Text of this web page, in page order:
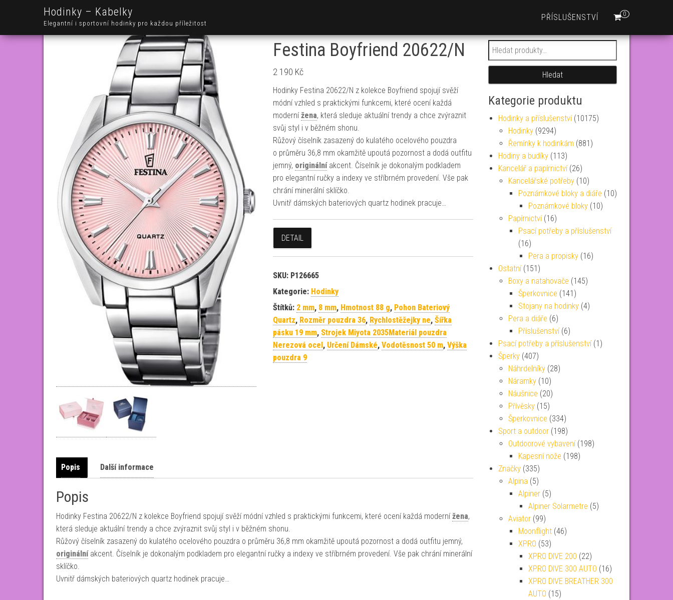
Hodinky – Kabelky
Elegantní i sportovní hodinky pro každou příležitost
0
PŘÍSLUŠENSTVÍ
Festina Boyfriend 20622/N
2 190 Kč
Hodinky Festina 20622/N z kolekce Boyfriend spojují svěží
módní vzhled s praktickými funkcemi, které ocení každá
modernížena, která sleduje aktuální trendy a chce zvýraznit
svůj styl i v běžném shonu.
Růžový číselník zasazený do kulatého ocelového pouzdra
o průměru 36,8 mm okamžitě upoutá pozornost a dodá outfitu
jemný, originálníakcent. Číselník je dokonalým podkladem
pro elegantní ručky a indexy ve stříbrném provedení. Vše pak
chrání minerální sklíčko.
Uvnitř dámských bateriových quartz hodinek pracuje…
DETAIL
SKU: P126665
Kategorie: Hodinky
Štítků: 2 mm, 8 mm, Hmotnost 88 g, Pohon Bateriový
Quartz, Rozměr pouzdra 36, Rychlostěžejky ne, Šířka
pásku 19 mm, Strojek Miyota 2035Materiál pouzdra
Nerezová ocel, Určení Dámské, Vodotěsnost 50 m, Výška
pouzdra 9
Popis Další informace
Popis
Hodinky Festina 20622/N z kolekce Boyfriend spojují svěží módní vzhled s praktickými funkcemi, které ocení každá modernížena,
která sleduje aktuální trendy a chce zvýraznit svůj styl i v běžném shonu.
Růžový číselník zasazený do kulatého ocelového pouzdra o průměru 36,8 mm okamžitě upoutá pozornost a dodá outfitu jemný,
originálníakcent. Číselník je dokonalým podkladem pro elegantní ručky a indexy ve stříbrném provedení. Vše pak chrání minerální
sklíčko.
Uvnitř dámských bateriových quartz hodinek pracuje…
Hledat:
Hledat
Kategorie produktu
Hodinky a příslušenství (10175)
Hodinky (9294)
Řemínky k hodinkám (881)
Hodiny a budíky (113)
Kancelář a papírnictví (26)
Kancelářské potřeby (10)
Poznámkové bloky a diáře (10)
Poznámkové bloky (10)
Papírnictví (16)
Psací potřeby a příslušenství
(16)
Pera a propisky (16)
Ostatní (151)
Boxy a natahovače (145)
Šperkovnice (141)
Stojany na hodinky (4)
Pera a diáře (6)
Příslušenství (6)
Psací potřeby a příslušenství (1)
Šperky (407)
Náhrdelníky (28)
Náramky (10)
Náušnice (20)
Přívěsky (15)
Šperkovnice (334)
Sport a outdoor (198)
Outdoorové vybavení (198)
Kapesní nože (198)
Značky (335)
Alpina (5)
Alpiner (5)
Alpiner Solarmetre (5)
Aviator (99)
Moonflight (46)
XPRO (53)
XPRO DIVE 200 (22)
XPRO DIVE 300 AUTO (16)
XPRO DIVE BREATHER 300
AUTO (15)